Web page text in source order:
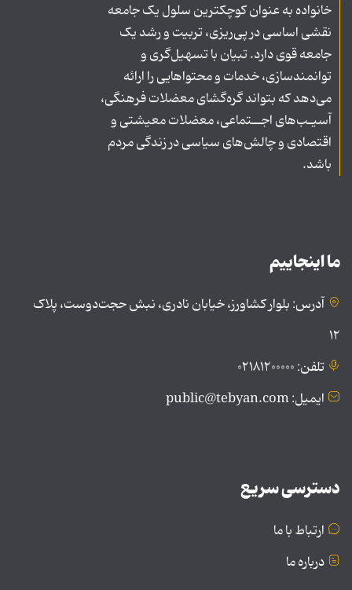
خانواده به عنوان کوچکترین سلول یک جامعه
نقشی اساسی در پی‌ریزی، تربیت و رشد یک
جامعه قوی دارد. تبیان با تسهیل‌گری و
توانمندسازی، خدمات و محتواهایی را ارائه
می‌دهد که بتواند گره‌گشای معضلات فرهنگی،
آسیـب‌های اجــتماعی، معضلات معیشتی و
اقتصادی و چالش‌های سیاسی در زندگی مردم
باشد.
ما اینجاییم
آدرس: بلوار کشاورز، خیابان نادری، نبش حجت‌دوست، پلاک
۱۲
تلفن: ۰۲۱۸۱۲۰۰۰۰۰
ایمیل: public@tebyan.com
دسترسی سریع
ارتباط با ما
درباره ما